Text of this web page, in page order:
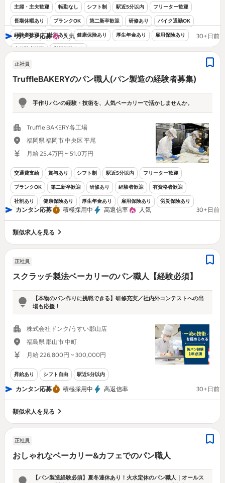
主婦・主夫歓迎 転勤なし シフト制 駅近5分以内 フリーター歓迎
長期休暇あり ブランクOK 第二新卒歓迎 研修あり バイク通勤OK
経験者歓迎 社割あり 健康保険あり 厚生年金あり 雇用保険あり
未経験者歓迎 労災保険あり
カンタン応募 人気 30+日前
正社員
TruffleBAKERYのパン職人(パン製造の経験者募集)
手作りパンの経験・技術を、人気ベーカリーで活かしませんか。
Truffle BAKERY各工場
福岡県 福岡市 中央区 平尾
月給 25.4万円 ~ 51.0万円
交通費支給 賞与あり シフト制 駅近5分以内 フリーター歓迎
ブランクOK 第二新卒歓迎 研修あり 経験者歓迎 有資格者歓迎
社割あり 健康保険あり 厚生年金あり 雇用保険あり 労災保険あり
カンタン応募 積極採用中 高返信率 人気 30+日前
類似求人を見る
正社員
スクラッチ製法ベーカリーのパン職人【経験必須】
【本物のパン作りに挑戦できる】研修充実／社内外コンテストへの出
場も応援！
株式会社ドンク/うすい郡山店
福島県 郡山市 中町
月給 226,800円 ~ 300,000円
昇給あり シフト自由 駅近5分以内
カンタン応募 積極採用中 高返信率 30+日前
類似求人を見る
正社員
おしゃれなベーカリー&カフェでのパン職人
【パン製造経験必須】夏冬連休あり！火水定休のパン職人｜オールス